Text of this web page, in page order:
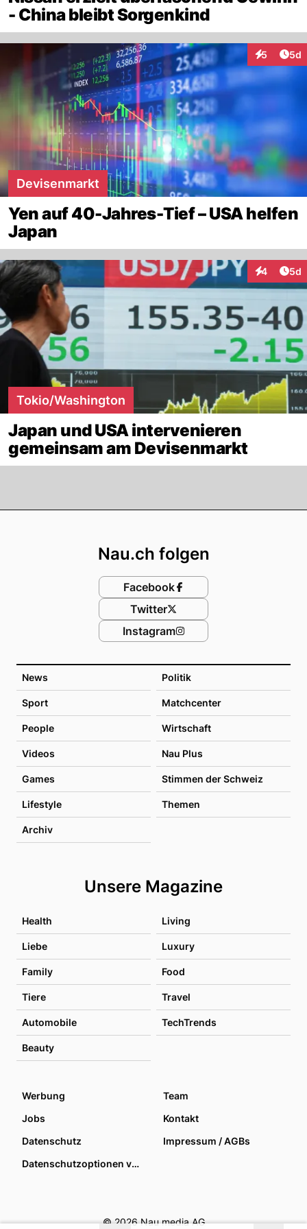
- China bleibt Sorgenkind
5 5d
Devisenmarkt
Yen auf 40-Jahres-Tief – USA helfen
Japan
4 5d
Tokio/Washington
Japan und USA intervenieren
gemeinsam am Devisenmarkt
News Politik
Sport Matchcenter
People Wirtschaft
Videos Nau Plus
Games Stimmen der Schweiz
Lifestyle Themen
Archiv
Unsere Magazine
Health Living
Liebe Luxury
Family Food
Tiere Travel
Automobile TechTrends
Beauty
Nau.ch folgen
Facebook
Twitter
Instagram
Werbung
Team
Jobs
Kontakt
Datenschutz
Impressum / AGBs
Datenschutzoptionen verwalten
© 2026 Nau media AG